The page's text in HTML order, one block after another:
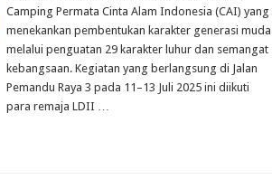
Camping Permata Cinta Alam Indonesia (CAI) yang
menekankan pembentukan karakter generasi muda
melalui penguatan 29 karakter luhur dan semangat
kebangsaan. Kegiatan yang berlangsung di Jalan
Pemandu Raya 3 pada 11–13 Juli 2025 ini diikuti
para remaja LDII …